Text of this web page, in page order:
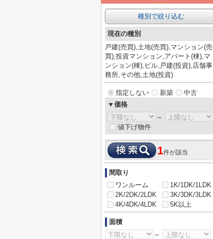
種別で絞り込む
現在の種別
戸建(売買),土地(売買),マンション(売
買),投資マンション,アパート(棟),マ
ンション(棟),ビル,戸建(投資),店舗事
務所,その他,土地(投資)
指定しない 新築
中古
▼価格
～
値下げ物件
1件が該当
間取り
ワンルーム
1K/1DK/1LDK
2K/2DK/2LDK
3K/3DK/3LDK
4K/4DK/4LDK
5K以上
面積
～